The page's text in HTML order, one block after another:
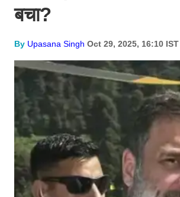
बचा?
By Upasana Singh Oct 29, 2025, 16:10 IST